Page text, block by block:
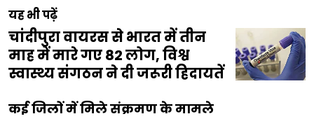
यह भी पढ़ें
चांदीपुरा वायरस से भारत में तीन
माह में मारे गए 82 लोग, विश्व
स्वास्थ्य संगठन ने दी जरूरी हिदायतें
कई जिलों में मिले संक्रमण के मामले